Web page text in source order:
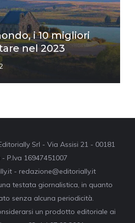
i 10 migliori
nel 2023
Srl - Via Assisi 21 - 00181
P.Iva 16947451007
- redazione@editorially.it
testata giornalistica, in quanto
senza alcuna periodicità.
un prodotto editoriale ai